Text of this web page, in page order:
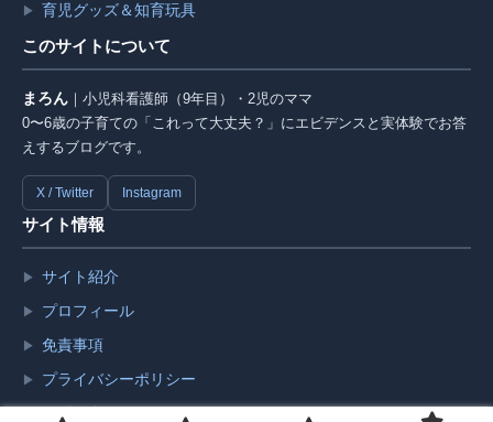
▶ 育児グッズ＆知育玩具
このサイトについて
まろん ｜小児科看護師（9年目）・2児のママ
0〜6歳の子育ての「これって大丈夫？」にエビデンスと実体験でお答
えするブログです。
X / Twitter Instagram
サイト情報
▶ サイト紹介
▶ プロフィール
▶ 免責事項
▶ プライバシーポリシー
お問い合わせ